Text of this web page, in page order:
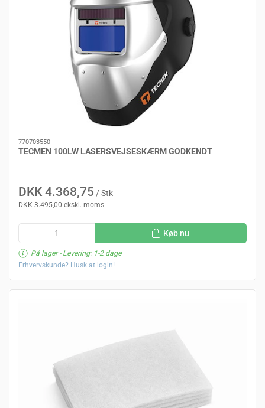
770703550
TECMEN 100LW LASERSVEJSESKÆRM GODKENDT
DKK 4.368,75 / Stk
DKK 3.495,00 ekskl. moms
Køb nu
På lager- Levering: 1-2 dage
Erhvervskunde? Husk at login!